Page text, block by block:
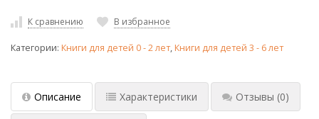
К сравнению В избранное
Категории: Книги для детей 0 - 2 лет,Книги для детей 3 - 6 лет
Описание Характеристики Отзывы (0)